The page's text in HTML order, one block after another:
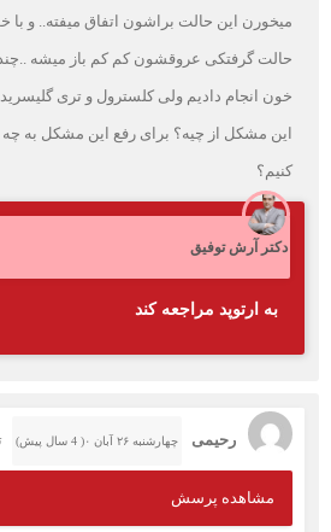
میخورن این حالت براشون اتفاق میفته.. و
حالت گرفتکی عروقشون کم کم باز میشه
خون انجام دادیم ولی کلسترول و تری
این مشکل از چیه؟ برای رفع این مشکل به
کنیم؟
دکتر آرش توفیق
به ارتوپد مراجعه کند
رحیمی چهارشنبه ۲۶ آبان ۰( 4 سال پیش)
مشاهده پرسش